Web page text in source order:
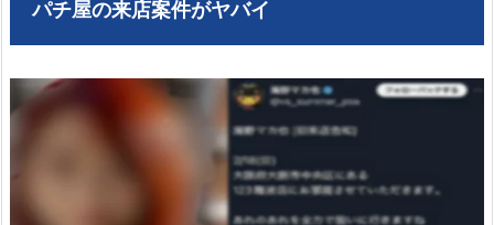
パチ屋の来店案件がヤバイ